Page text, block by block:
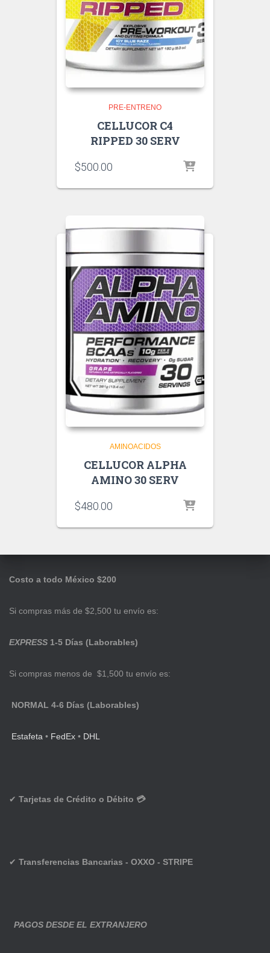
PRE-ENTRENO
CELLUCOR C4
RIPPED 30 SERV
$500.00
AMINOACIDOS
CELLUCOR ALPHA
AMINO 30 SERV
$480.00
Costo a todo México $200
Si compras más de $2,500 tu envío es:
EXPRESS 1-5 Días (Laborables)
Si compras menos de $1,500 tu envío es:
NORMAL 4-6 Días (Laborables)
Estafeta • FedEx • DHL
✔ Tarjetas de Crédito o Débito 💳
✔ Transferencias Bancarias - OXXO - STRIPE
PAGOS DESDE EL EXTRANJERO